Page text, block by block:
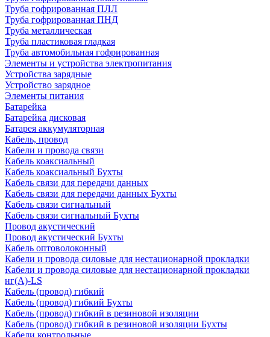
Труба гофрированная ПЛЛ
Труба гофрированная ПНД
Труба металлическая
Труба пластиковая гладкая
Труба автомобильная гофрированная
Элементы и устройства электропитания
Устройства зарядные
Устройство зарядное
Элементы питания
Батарейка
Батарейка дисковая
Батарея аккумуляторная
Кабель, провод
Кабели и провода связи
Кабель коаксиальный
Кабель коаксиальный Бухты
Кабель связи для передачи данных
Кабель связи для передачи данных Бухты
Кабель связи сигнальный
Кабель связи сигнальный Бухты
Провод акустический
Провод акустический Бухты
Кабель оптоволоконный
Кабели и провода силовые для нестационарной прокладки
Кабели и провода силовые для нестационарной прокладки
нг(А)-LS
Кабель (провод) гибкий
Кабель (провод) гибкий Бухты
Кабель (провод) гибкий в резиновой изоляции
Кабель (провод) гибкий в резиновой изоляции Бухты
Кабели контрольные